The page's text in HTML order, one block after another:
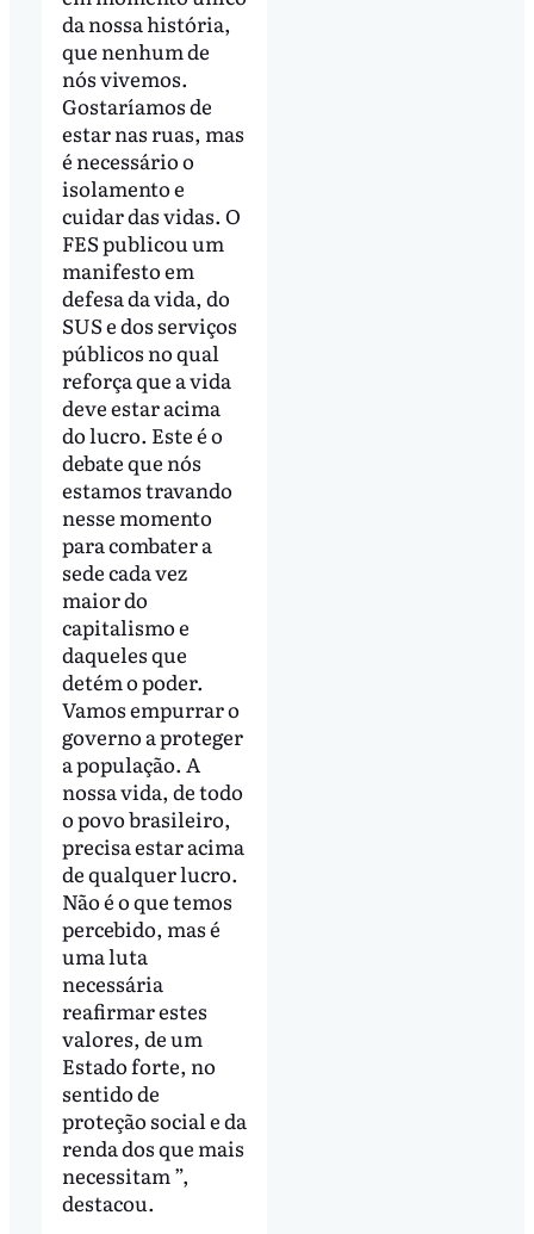
da nossa história,
que nenhum de
nós vivemos.
Gostaríamos de
estar nas ruas, mas
é necessário o
isolamento e
cuidar das vidas. O
FES publicou um
manifesto em
defesa da vida, do
SUS e dos serviços
públicos no qual
reforça que a vida
deve estar acima
do lucro. Este é o
debate que nós
estamos travando
nesse momento
para combater a
sede cada vez
maior do
capitalismo e
daqueles que
detém o poder.
Vamos empurrar o
governo a proteger
a população. A
nossa vida, de todo
o povo brasileiro,
precisa estar acima
de qualquer lucro.
Não é o que temos
percebido, mas é
uma luta
necessária
reafirmar estes
valores, de um
Estado forte, no
sentido de
proteção social e da
renda dos que mais
necessitam ”,
destacou.